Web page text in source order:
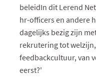
beleidIn dit Lerend
hr-officers en andere
dagelijks bezig zijn
rekrutering tot
feedbackcultuur, van
eerst?'